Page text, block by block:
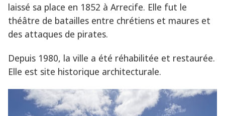
laissé sa place en 1852 à Arrecife. Elle fut le
théâtre de batailles entre chrétiens et maures et
des attaques de pirates.
Depuis 1980, la ville a été réhabilitée et restaurée.
Elle est site historique architecturale.